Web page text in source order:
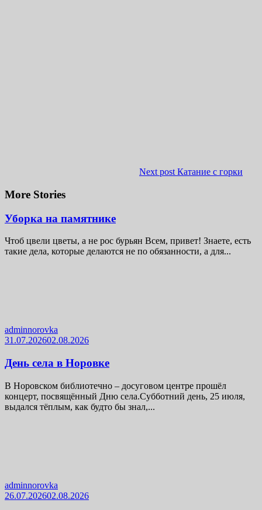
Next post Катание с горки
More Stories
Уборка на памятнике
Чтоб цвели цветы, а не рос бурьян Всем, привет! Знаете, есть
такие дела, которые делаются не по обязанности, а для...
adminnorovka
31.07.202602.08.2026
День села в Норовке
В Норовском библиотечно – досуговом центре прошёл
концерт, посвящённый Дню села.Субботний день, 25 июля,
выдался тёплым, как будто бы знал,...
adminnorovka
26.07.202602.08.2026